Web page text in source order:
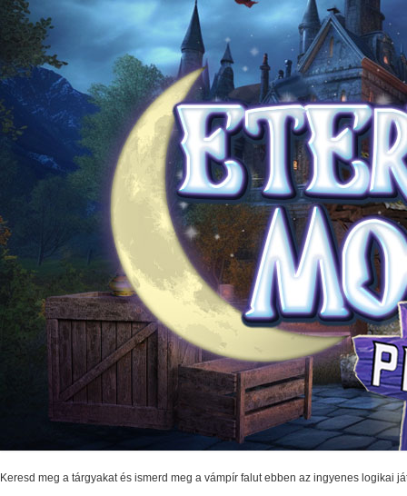
Keresd meg a tárgyakat és ismerd meg a vámpír falut ebben az ingyenes logikai